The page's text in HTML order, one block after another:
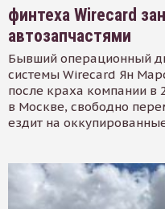
финтеха Wirecard
автозапчастями
Бывший операционный
системы Wirecard Ян
после краха компании в
в Москве, свободно
ездит на